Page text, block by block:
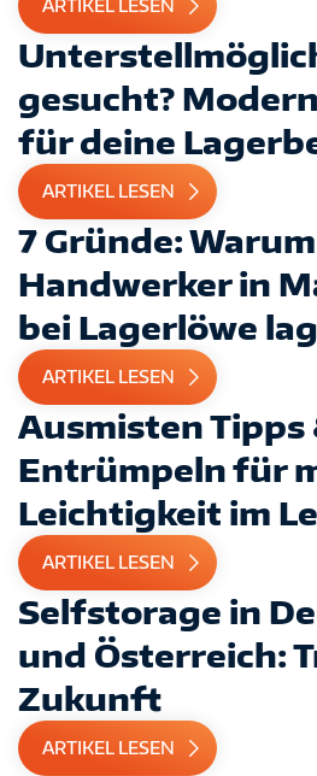
ARTIKEL LESEN
gesucht?
für deine
ARTIKEL LESEN
7 Gründe: Warum
Handwerker in
bei Lagerlöwe
ARTIKEL LESEN
Ausmisten Tipps
Entrümpeln für
Leichtigkeit im
ARTIKEL LESEN
Selfstorage in
und Österreich:
Zukunft
ARTIKEL LESEN